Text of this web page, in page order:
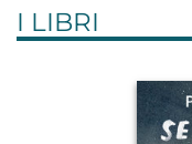
I LIBRI